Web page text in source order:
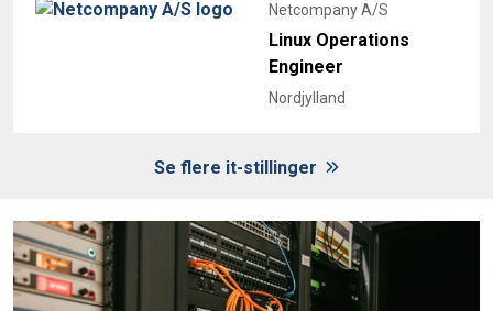
Netcompany A/S
Linux Operations
Engineer
Nordjylland
Se flere it-stillinger